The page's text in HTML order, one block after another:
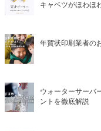
キャベツがほわほ
年賀状印刷業者の
ウォーターサーバ
ントを徹底解説